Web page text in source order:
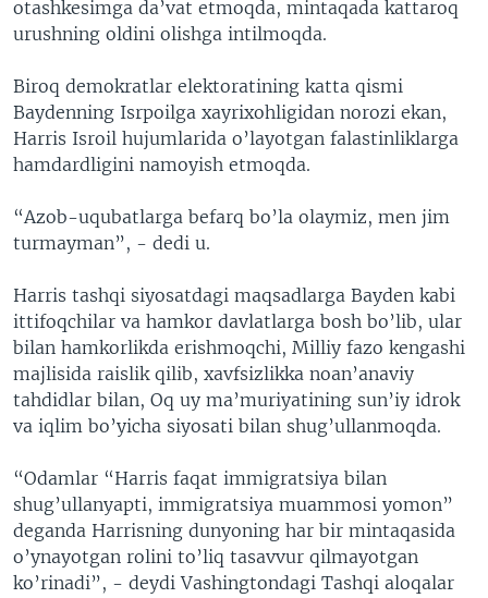
otashkesimga da’vat etmoqda, mintaqada kattaroq
urushning oldini olishga intilmoqda.
Biroq demokratlar elektoratining katta qismi
Baydenning Isrpoilga xayrixohligidan norozi ekan,
Harris Isroil hujumlarida o’layotgan falastinliklarga
hamdardligini namoyish etmoqda.
“Azob-uqubatlarga befarq bo’la olaymiz, men jim
turmayman”, - dedi u.
Harris tashqi siyosatdagi maqsadlarga Bayden kabi
ittifoqchilar va hamkor davlatlarga bosh bo’lib, ular
bilan hamkorlikda erishmoqchi, Milliy fazo kengashi
majlisida raislik qilib, xavfsizlikka noan’anaviy
tahdidlar bilan, Oq uy ma’muriyatining sun’iy idrok
va iqlim bo’yicha siyosati bilan shug’ullanmoqda.
“Odamlar “Harris faqat immigratsiya bilan
shug’ullanyapti, immigratsiya muammosi yomon”
deganda Harrisning dunyoning har bir mintaqasida
o’ynayotgan rolini to’liq tasavvur qilmayotgan
ko’rinadi”, - deydi Vashingtondagi Tashqi aloqalar